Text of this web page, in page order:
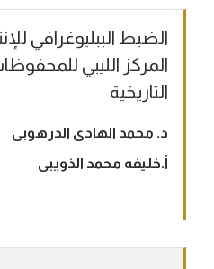
الضبط الببليوغرافي
المركز الليبي
التاريخية
د. محمد الهادى الدرهوبى
أ.خليفه محمد الذويبى